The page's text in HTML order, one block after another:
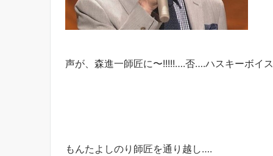
声が、森進一師匠に〜!!!!!….否….ハスキーボイ
もんたよしのり師匠を通り越し….